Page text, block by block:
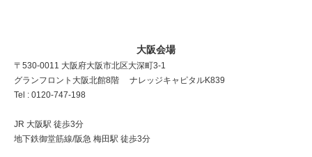
大阪会場
〒530-0011 大阪府大阪市北区大深町3-1
グランフロント大阪北館8階 ナレッジキャピタルK839
Tel : 0120-747-198
JR 大阪駅 徒歩3分
地下鉄御堂筋線/阪急 梅田駅 徒歩3分